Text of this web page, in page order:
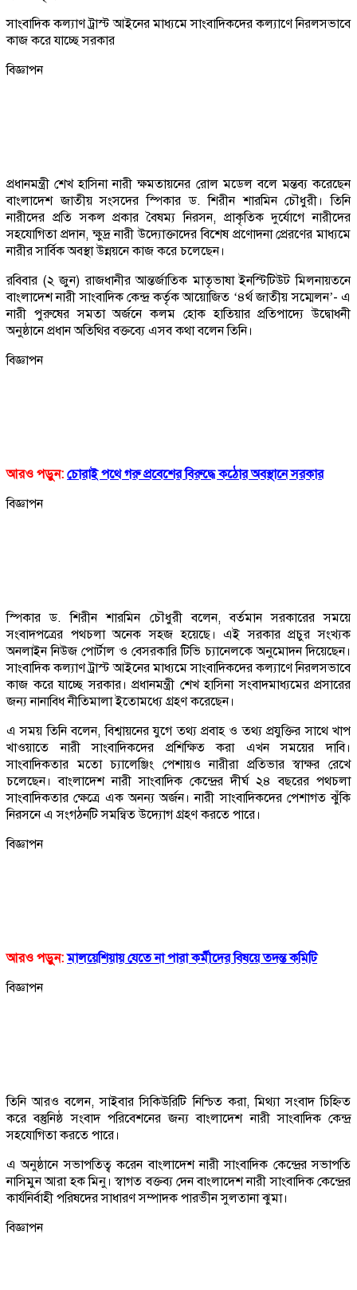
সাংবাদিক কল্যাণ ট্রাস্ট আইনের মাধ্যমে সাংবাদিকদের কল্যাণে নিরলসভাবে
কাজ করে যাচ্ছে সরকার
বিজ্ঞাপন
প্রধানমন্ত্রী শেখ হাসিনা নারী ক্ষমতায়নের রোল মডেল বলে মন্তব্য করেছেন
বাংলাদেশ জাতীয় সংসদের স্পিকার ড. শিরীন শারমিন চৌধুরী। তিনি
নারীদের প্রতি সকল প্রকার বৈষম্য নিরসন, প্রাকৃতিক দুর্যোগে নারীদের
সহযোগিতা প্রদান, ক্ষুদ্র নারী উদ্যোক্তাদের বিশেষ প্রণোদনা প্রেরণের মাধ্যমে
নারীর সার্বিক অবস্থা উন্নয়নে কাজ করে চলেছেন।
রবিবার (২ জুন) রাজধানীর আন্তর্জাতিক মাতৃভাষা ইনস্টিটিউট মিলনায়তনে
বাংলাদেশ নারী সাংবাদিক কেন্দ্র কর্তৃক আয়োজিত ‘৪র্থ জাতীয় সম্মেলন’- এ
নারী পুরুষের সমতা অর্জনে কলম হোক হাতিয়ার প্রতিপাদ্যে উদ্বোধনী
অনুষ্ঠানে প্রধান অতিথির বক্তব্যে এসব কথা বলেন তিনি।
বিজ্ঞাপন
আরও পড়ুন: চোরাই পথে গরু প্রবেশের বিরুদ্ধে কঠোর অবস্থানে সরকার
বিজ্ঞাপন
স্পিকার ড. শিরীন শারমিন চৌধুরী বলেন, বর্তমান সরকারের সময়ে
সংবাদপত্রের পথচলা অনেক সহজ হয়েছে। এই সরকার প্রচুর সংখ্যক
অনলাইন নিউজ পোর্টাল ও বেসরকারি টিভি চ্যানেলকে অনুমোদন দিয়েছেন।
সাংবাদিক কল্যাণ ট্রাস্ট আইনের মাধ্যমে সাংবাদিকদের কল্যাণে নিরলসভাবে
কাজ করে যাচ্ছে সরকার। প্রধানমন্ত্রী শেখ হাসিনা সংবাদমাধ্যমের প্রসারের
জন্য নানাবিধ নীতিমালা ইতোমধ্যে গ্রহণ করেছেন।
এ সময় তিনি বলেন, বিশ্বায়নের যুগে তথ্য প্রবাহ ও তথ্য প্রযুক্তির সাথে খাপ
খাওয়াতে নারী সাংবাদিকদের প্রশিক্ষিত করা এখন সময়ের দাবি।
সাংবাদিকতার মতো চ্যালেঞ্জিং পেশায়ও নারীরা প্রতিভার স্বাক্ষর রেখে
চলেছেন। বাংলাদেশ নারী সাংবাদিক কেন্দ্রের দীর্ঘ ২৪ বছরের পথচলা
সাংবাদিকতার ক্ষেত্রে এক অনন্য অর্জন। নারী সাংবাদিকদের পেশাগত ঝুঁকি
নিরসনে এ সংগঠনটি সমন্বিত উদ্যোগ গ্রহণ করতে পারে।
বিজ্ঞাপন
আরও পড়ুন: মালয়েশিয়ায় যেতে না পারা কর্মীদের বিষয়ে তদন্ত কমিটি
বিজ্ঞাপন
তিনি আরও বলেন, সাইবার সিকিউরিটি নিশ্চিত করা, মিথ্যা সংবাদ চিহ্নিত
করে বস্তুনিষ্ঠ সংবাদ পরিবেশনের জন্য বাংলাদেশ নারী সাংবাদিক কেন্দ্র
সহযোগিতা করতে পারে।
এ অনুষ্ঠানে সভাপতিত্ব করেন বাংলাদেশ নারী সাংবাদিক কেন্দ্রের সভাপতি
নাসিমুন আরা হক মিনু। স্বাগত বক্তব্য দেন বাংলাদেশ নারী সাংবাদিক কেন্দ্রের
কার্যনির্বাহী পরিষদের সাধারণ সম্পাদক পারভীন সুলতানা ঝুমা।
বিজ্ঞাপন